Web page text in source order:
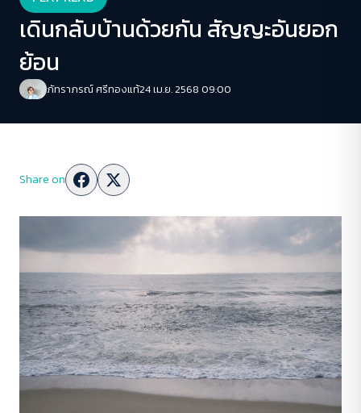
เดินกลับบ้านด้วยกัน สัญญะอันยอก
ย้อน
ภัทราภรณ์ ศรีทองแท้24 เม.ย. 2568 09:00
Share on